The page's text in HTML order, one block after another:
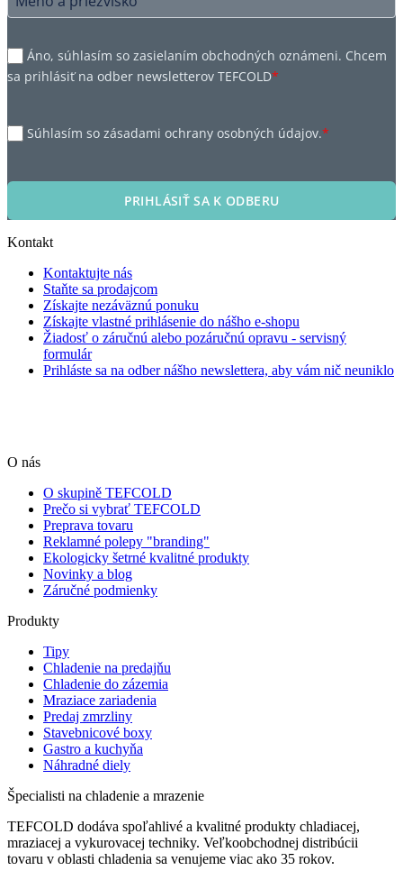
Áno, súhlasím so zasielaním obchodných oznámeni. Chcem
sa prihlásiť na odber newsletterov TEFCOLD*
Súhlasím so zásadami ochrany osobných údajov.*
PRIHLÁSIŤ SA K ODBERU
Kontakt
Kontaktujte nás
Staňte sa prodajcom
Získajte nezáväznú ponuku
Získajte vlastné prihlásenie do nášho e-shopu
Žiadosť o záručnú alebo pozáručnú opravu - servisný
formulár
Prihláste sa na odber nášho newslettera, aby vám nič neuniklo
O nás
O skupině TEFCOLD
Prečo si vybrať TEFCOLD
Preprava tovaru
Reklamné polepy "branding"
Ekologicky šetrné kvalitné produkty
Novinky a blog
Záručné podmienky
Produkty
Tipy
Chladenie na predajňu
Chladenie do zázemia
Mraziace zariadenia
Predaj zmrzliny
Stavebnicové boxy
Gastro a kuchyňa
Náhradné diely
Špecialisti na chladenie a mrazenie
TEFCOLD dodáva spoľahlivé a kvalitné produkty chladiacej,
mraziacej a vykurovacej techniky. Veľkoobchodnej distribúcii
tovaru v oblasti chladenia sa venujeme viac ako 35 rokov.